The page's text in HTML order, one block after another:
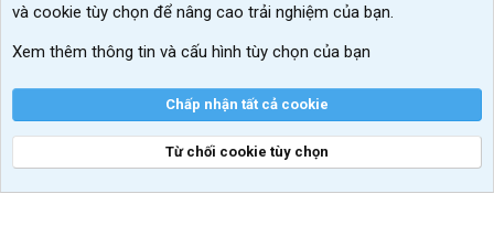
và cookie tùy chọn để nâng cao trải nghiệm của bạn.
Xem thêm thông tin và cấu hình tùy chọn của bạn
Chấp nhận tất cả cookie
Từ chối cookie tùy chọn